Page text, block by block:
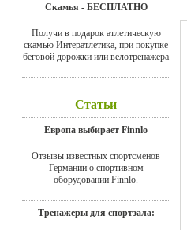
Скамья - БЕСПЛАТНО
Получи в подарок атлетическую
скамью Интератлетика, при покупке
беговой дорожки или велотренажера
Статьи
Европа выбирает Finnlo
Отзывы известных спортсменов
Германии о спортивном
оборудовании Finnlo.
Тренажеры для спортзала: